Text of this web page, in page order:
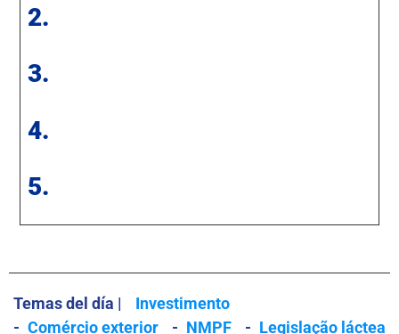
2.
3.
4.
5.
Temas del día |
Investimento
- Comércio exterior - NMPF - Legislação láctea